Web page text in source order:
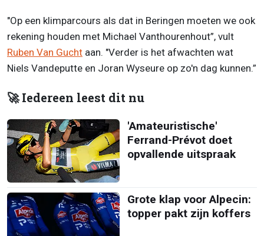
"Op een klimparcours als dat in Beringen moeten we ook
rekening houden met Michael Vanthourenhout”, vult
Ruben Van Gucht aan. "Verder is het afwachten wat
Niels Vandeputte en Joran Wyseure op zo'n dag kunnen.”
🚀 Iedereen leest dit nu
'Amateuristische'
Ferrand-Prévot doet
opvallende uitspraak
Grote klap voor Alpecin:
topper pakt zijn koffers